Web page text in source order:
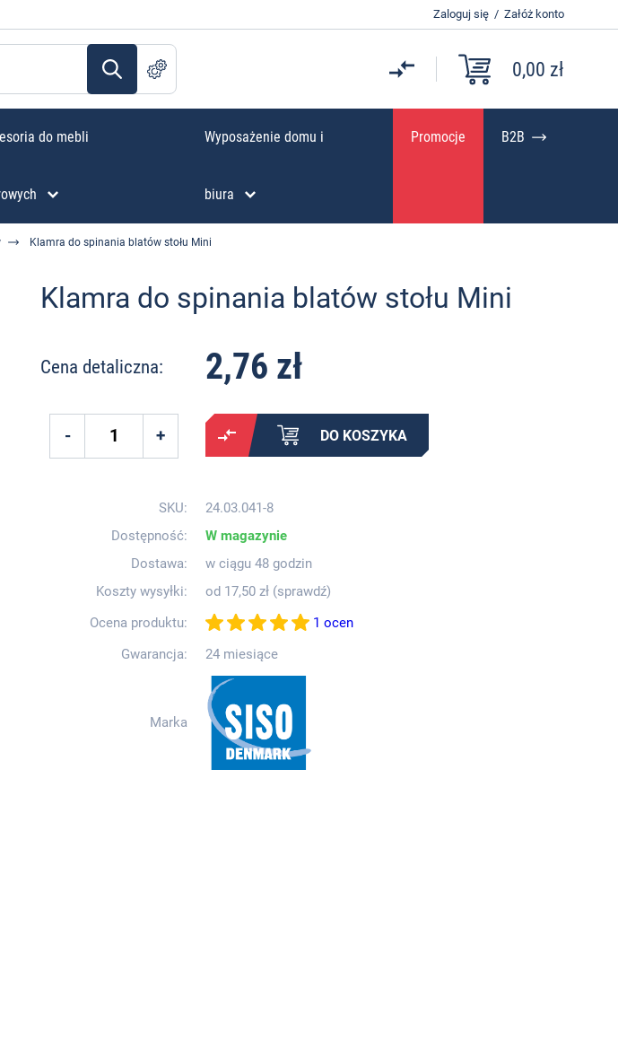
Zaloguj się / Załóż konto
0,00 zł
do mebli Wyposażenie domu i
biura
Promocje B2B
Klamra do spinania blatów stołu Mini
Klamra do spinania blatów stołu Mini
Cena detaliczna: 2,76 zł
DO KOSZYKA
SKU:
24.03.041-8
Dostępność:
W magazynie
Dostawa:
w ciągu 48 godzin
Koszty wysyłki:
od 17,50 zł (sprawdź)
Ocena produktu:
1 ocen
Gwarancja:
24 miesiące
Marka